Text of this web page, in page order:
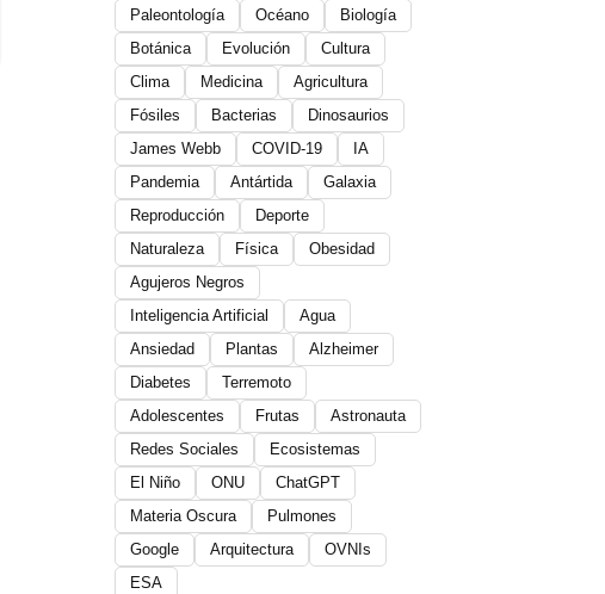
Paleontología
Océano
Biología
Botánica
Evolución
Cultura
Clima
Medicina
Agricultura
Fósiles
Bacterias
Dinosaurios
James Webb
COVID-19
IA
Pandemia
Antártida
Galaxia
Reproducción
Deporte
Naturaleza
Física
Obesidad
Agujeros Negros
Inteligencia Artificial
Agua
Ansiedad
Plantas
Alzheimer
Diabetes
Terremoto
Adolescentes
Frutas
Astronauta
Redes Sociales
Ecosistemas
El Niño
ONU
ChatGPT
Materia Oscura
Pulmones
Google
Arquitectura
OVNIs
ESA